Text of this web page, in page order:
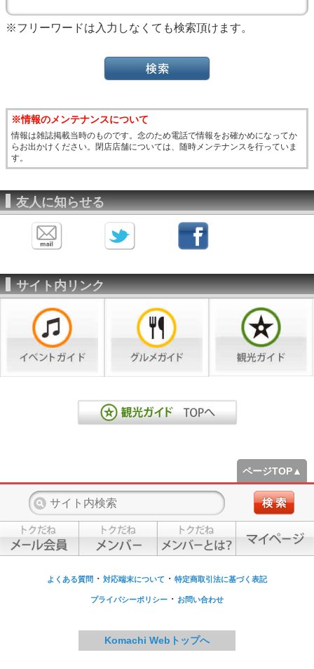
※フリーワードは入力しなくても検索頂けます。
※情報のメンテナンスについて
情報は雑誌掲載当時のものです。念のため電話で情報をお確かめになってか
らお出かけください。閉店店舗については、随時メンテナンスを行っていま
す。
友人に知らせる
サイト内リンク
ページTOP▲
よくある質問 ・ 対応端末について ・ 特定商取引法に基づく表記
プライバシーポリシー ・ お問い合わせ
Komachi Webトップへ